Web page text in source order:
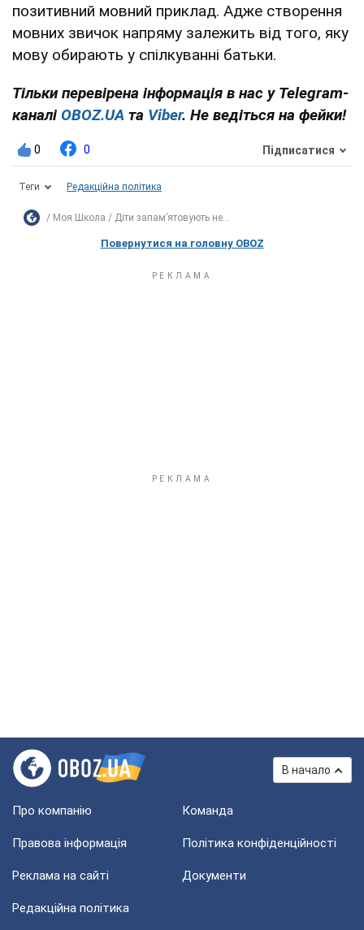
позитивний мовний приклад. Адже створення
мовних звичок напряму залежить від того, яку
мову обирають у спілкуванні батьки.
Тільки перевірена інформація в нас у Telegram-
каналі OBOZ.UA та Viber. Не ведіться на фейки!
0 0 Підписатися
Теги Редакційна політика
Моя Школа Діти запамʼятовують не...
Повернутися на головну OBOZ
В начало
Про компанію Команда
Правова інформація Політика конфіденційності
Реклама на сайті Документи
Редакційна політика